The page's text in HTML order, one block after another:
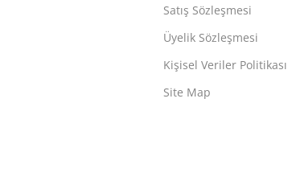
Satış Sözleşmesi
Üyelik Sözleşmesi
Kişisel Veriler Politikası
Site Map